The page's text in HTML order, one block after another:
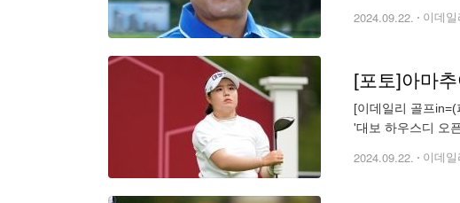
2024.09.22. 이데일
[포토]아마
[이데일리 골프
'대보 하우스디 오
2024.09.22. 이데일